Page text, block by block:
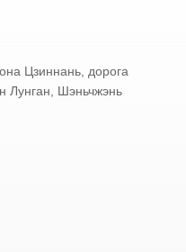
Цзиннань, дорога
Лунган, Шэньчжэнь